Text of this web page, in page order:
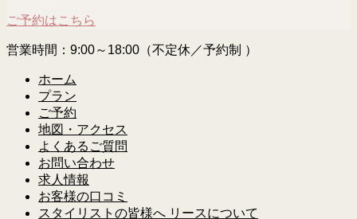
ご予約はこちら
営業時間：9:00～18:00（不定休／予約制 ）
ホーム
プラン
ご予約
地図・アクセス
よくあるご質問
お問い合わせ
求人情報
お客様の口コミ
スタイリストの皆様へ リースについて